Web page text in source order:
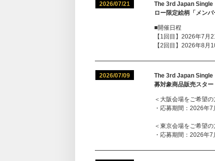
2026/07/21
The 3rd Japan Single
ロー限定絵柄「メン
■開催日程
【1回目】2026年7月
【2回目】2026年8月
2026/07/09
The 3rd Japan Single
募対象商品販売スター
＜大阪会場をご希望の
・応募期間：2026年
＜東京会場をご希望の
・応募期間：2026年